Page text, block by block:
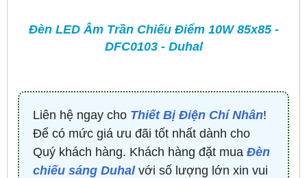
Đèn LED Âm Trần Chiếu Điểm 10W 85x85 -
DFC0103 - Duhal
Liên hệ ngay cho Thiết Bị Điện Chí Nhân!
Để có mức giá ưu đãi tốt nhất dành cho
Quý khách hàng. Khách hàng đặt mua Đèn
chiếu sáng Duhalvới số lượng lớn xin vui